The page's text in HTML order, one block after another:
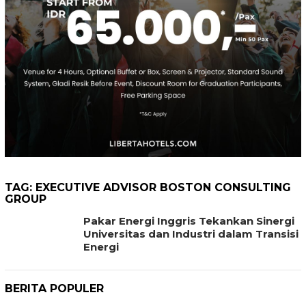
TAG: EXECUTIVE ADVISOR BOSTON CONSULTING
GROUP
Pakar Energi Inggris Tekankan Sinergi
Universitas dan Industri dalam Transisi
Energi
BERITA POPULER